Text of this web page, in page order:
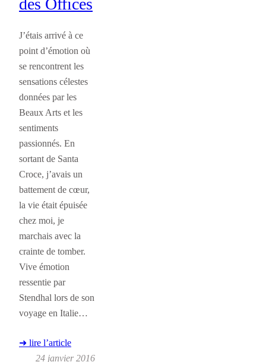
des Offices
J’étais arrivé à ce
point d’émotion où
se rencontrent les
sensations célestes
données par les
Beaux Arts et les
sentiments
passionnés. En
sortant de Santa
Croce, j’avais un
battement de cœur,
la vie était épuisée
chez moi, je
marchais avec la
crainte de tomber.
Vive émotion
ressentie par
Stendhal lors de son
voyage en Italie…
➜ lire l’article
24 janvier 2016